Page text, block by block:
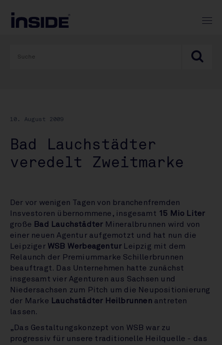
10. August 2009
Bad Lauchstädter
veredelt Zweitmarke
Der vor wenigen Tagen von branchenfremden
Insvestoren übernommene, insgesamt 15 Mio Liter
große Bad Lauchstädter Mineralbrunnen wird von
einer neuen Agentur aufgemotzt und hat nun die
Leipziger WSB Werbeagentur
Leipzig mit dem
Relaunch der Premiummarke Schillerbrunnen
beauftragt. Das Unternehmen hatte zunächst
insgesamt vier Agenturen aus Sachsen und
Niedersachsen zum Pitch um die Neupositionierung
der Marke Lauchstädter Heilbrunnen antreten
lassen.
„Das Gestaltungskonzept von WSB war zu
progressiv für unsere traditionelle Heilquelle - das